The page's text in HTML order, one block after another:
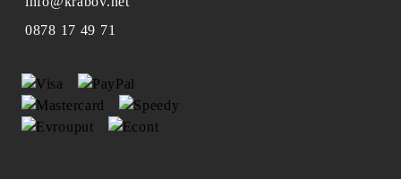
0878 17 49 71